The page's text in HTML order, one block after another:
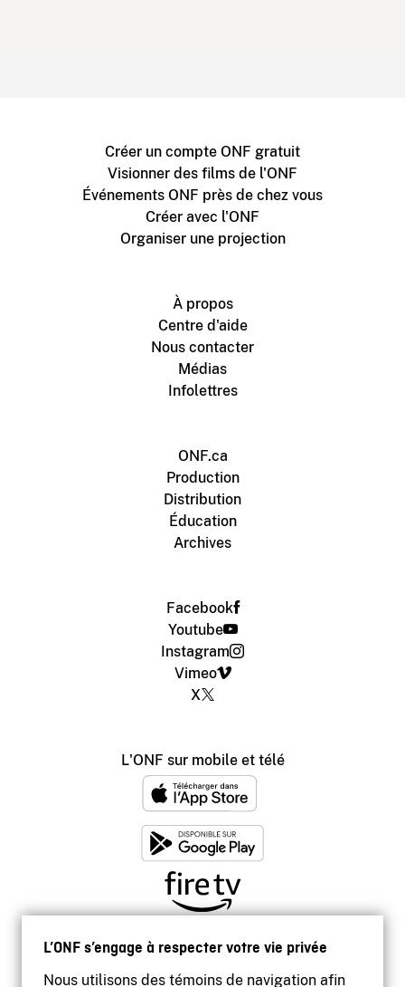
L’ONF s’engage à respecter votre vie privée
Nous utilisons des témoins de navigation afin
Créer un compte ONF gratuit
Visionner des films de l'ONF
Événements ONF près de chez vous
Créer avec l'ONF
Organiser une projection
À propos
Centre d'aide
Nous contacter
Médias
Infolettres
ONF.ca
Production
Distribution
Éducation
Archives
Facebook
Youtube
Instagram
Vimeo
X
L'ONF sur mobile et télé